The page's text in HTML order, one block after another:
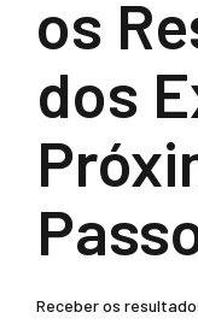
os
dos
Receber os